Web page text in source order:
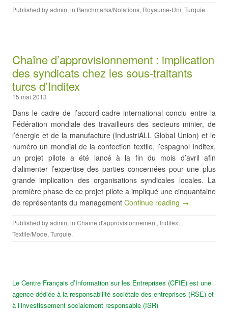
Published byadmin, in Benchmarks/Notations, Royaume-Uni, Turquie.
Chaîne d’approvisionnement : implication
des syndicats chez les sous-traitants
turcs d’Inditex
15 mai 2013
Dans le cadre de l’accord-cadre international conclu entre la
Fédération mondiale des travailleurs des secteurs minier, de
l’énergie et de la manufacture (IndustriALL Global Union) et le
numéro un mondial de la confection textile, l’espagnol Inditex,
un projet pilote a été lancé à la fin du mois d’avril afin
d’alimenter l’expertise des parties concernées pour une plus
grande implication des organisations syndicales locales. La
première phase de ce projet pilote a impliqué une cinquantaine
de représentants du management Continue reading →
Published byadmin, in Chaîne d'approvisionnement, Inditex,
Textile/Mode, Turquie.
Le Centre Français d’Information sur les Entreprises (CFIE) est une
agence dédiée à la responsabilité sociétale des entreprises (RSE) et
à l’investissement socialement responsable (ISR)